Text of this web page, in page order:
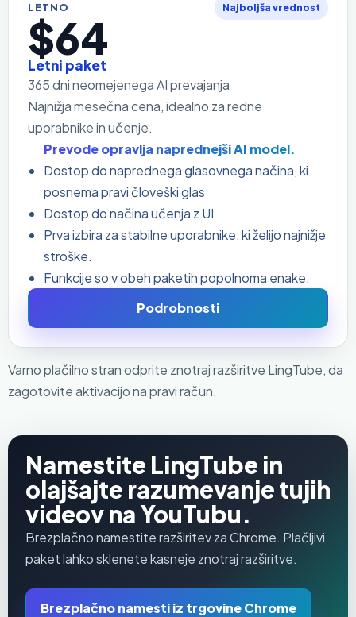
LETNO Najboljša vrednost
$64
Letni paket
365 dni neomejenega AI prevajanja
Najnižja mesečna cena, idealno za redne
uporabnike in učenje.
Prevode opravlja naprednejši AI model.
Dostop do naprednega glasovnega načina, ki
posnema pravi človeški glas
Dostop do načina učenja z UI
Prva izbira za stabilne uporabnike, ki želijo najnižje
stroške.
Funkcije so v obeh paketih popolnoma enake.
Podrobnosti
Varno plačilno stran odprite znotraj razširitve LingTube, da
zagotovite aktivacijo na pravi račun.
Namestite LingTube in
olajšajte razumevanje tujih
videov na YouTubu.
Brezplačno namestite razširitev za Chrome. Plačljivi
paket lahko sklenete kasneje znotraj razširitve.
Brezplačno namesti iz trgovine Chrome